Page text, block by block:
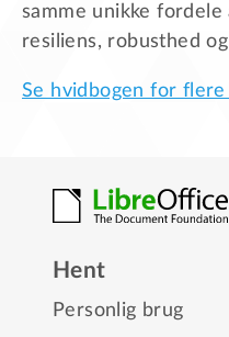
samme unikke
resiliens, robusthed
Se hvidbogen for
Hent
Personlig brug